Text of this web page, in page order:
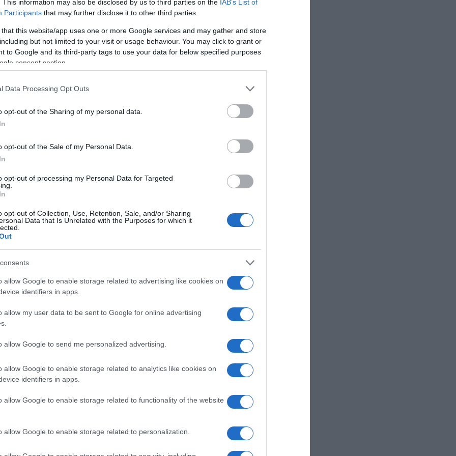
This information may also be disclosed by us to third parties on the IAB’s List of
Participants that may further disclose it to other third parties.
that this website/app uses one or more Google services and may gather and store
but not limited to your visit or usage behaviour. You may click to grant or
to Google and its third-party tags to use your data for below specified purposes
consent section.
Data Processing Opt Outs
opt-out of the Sharing of my personal data.
opt-out of the Sale of my Personal Data.
opt-out of processing my Personal Data for Targeted
opt-out of Collection, Use, Retention, Sale, and/or Sharing
Data that Is Unrelated with the Purposes for which it
allow Google to enable storage related to advertising like cookies on
identifiers in apps.
allow my user data to be sent to Google for online advertising
allow Google to send me personalized advertising.
allow Google to enable storage related to analytics like cookies on
identifiers in apps.
allow Google to enable storage related to functionality of the website
allow Google to enable storage related to personalization.
são os convidados do 25.º
entre a Académica da Madeira
Silva são os convidados do 24.º
entre a Académica da Madeira